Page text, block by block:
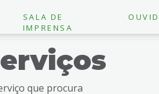
SALA DE
IMPRENSA
que procura